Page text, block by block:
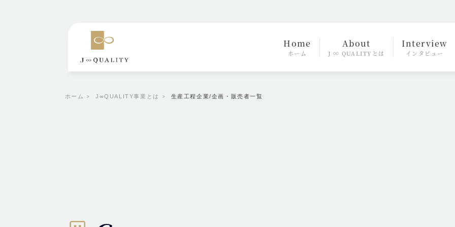
Home
ホーム
About
J ∞ QUALITYとは
Interview
インタビュー
ホーム J∞QUALITY事業とは 生産工程企業/企画・販売者一覧